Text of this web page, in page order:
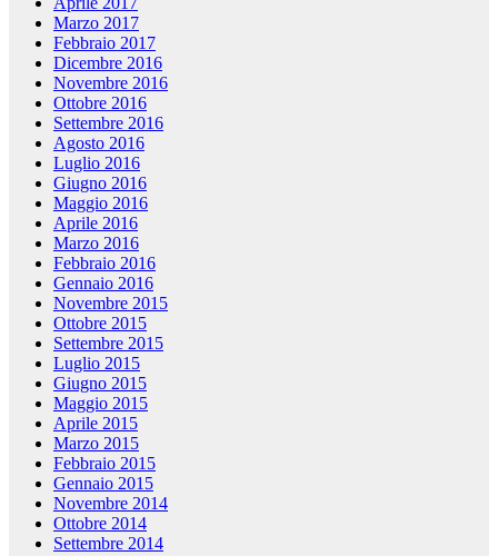
Marzo 2017
Febbraio 2017
Dicembre 2016
Novembre 2016
Ottobre 2016
Settembre 2016
Agosto 2016
Luglio 2016
Giugno 2016
Maggio 2016
Aprile 2016
Marzo 2016
Febbraio 2016
Gennaio 2016
Novembre 2015
Ottobre 2015
Settembre 2015
Luglio 2015
Giugno 2015
Maggio 2015
Aprile 2015
Marzo 2015
Febbraio 2015
Gennaio 2015
Novembre 2014
Ottobre 2014
Settembre 2014